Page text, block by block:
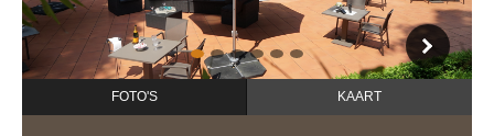
1 2 3 4 5 6
FOTO'S KAART